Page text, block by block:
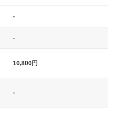
-
-
10,800円
-